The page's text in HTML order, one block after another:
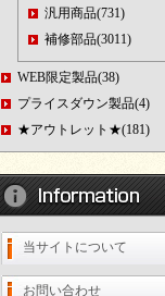
汎用商品(731)
補修部品(3011)
WEB限定製品(38)
プライスダウン製品(4)
★アウトレット★(181)
当サイトについて
お問い合わせ